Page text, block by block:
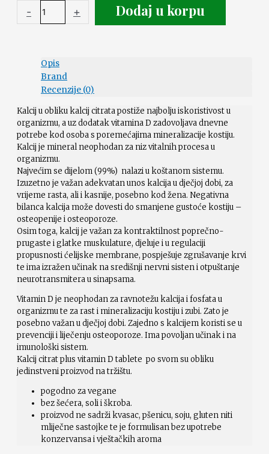
- + Dodaj u korpu
Opis
Brand
Recenzije (0)
Kalcij u obliku kalcij citrata postiže najbolju iskoristivost u
organizmu, a uz dodatak vitamina D zadovoljava dnevne
potrebe kod osoba s poremećajima mineralizacije kostiju.
Kalcij je mineral neophodan za niz vitalnih procesa u
organizmu.
Najvećim se dijelom (99%) nalazi u koštanom sistemu.
Izuzetno je važan adekvatan unos kalcija u dječjoj dobi, za
vrijeme rasta, ali i kasnije, posebno kod žena. Negativna
bilanca kalcija može dovesti do smanjene gustoće kostiju –
osteopenije i osteoporoze.
Osim toga, kalcij je važan za kontraktilnost poprečno-
prugaste i glatke muskulature, djeluje i u regulaciji
propusnosti ćelijske membrane, pospješuje zgrušavanje krvi
te ima izražen učinak na središnji nervni sisten i otpuštanje
neurotransmitera u sinapsama.
Vitamin D je neophodan za ravnotežu kalcija i fosfata u
organizmu te za rast i mineralizaciju kostiju i zubi. Zato je
posebno važan u dječjoj dobi. Zajedno s kalcijem koristi se u
prevenciji i liječenju osteoporoze. Ima povoljan učinak i na
imunološki sistem.
Kalcij citrat plus vitamin D tablete po svom su obliku
jedinstveni proizvod na tržištu.
pogodno za vegane
bez šećera, soli i škroba.
proizvod ne sadrži kvasac, pšenicu, soju, gluten niti
mliječne sastojke te je formulisan bez upotrebe
konzervansa i vještačkih aroma